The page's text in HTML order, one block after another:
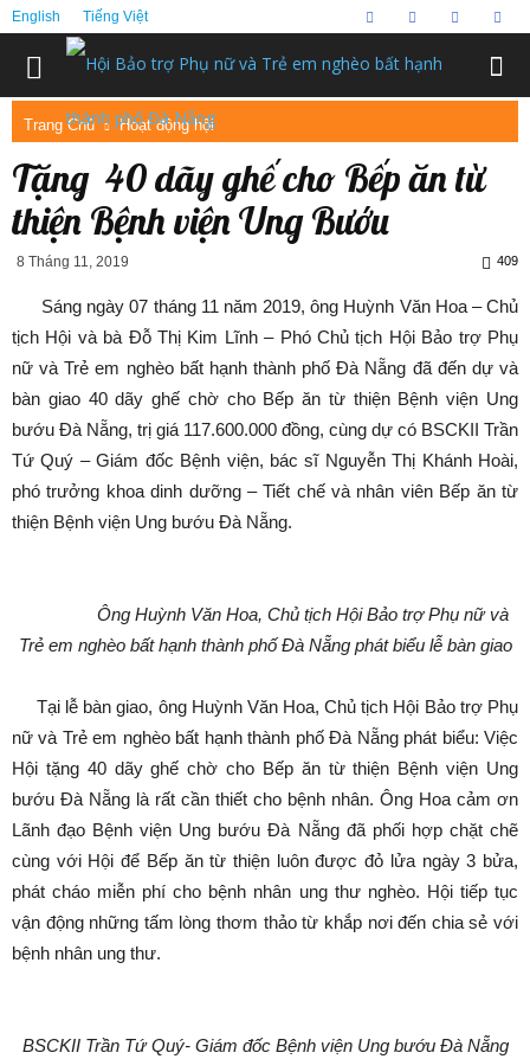
English Tiếng Việt
Trang Chủ Hoạt động hội
Tặng 40 dãy ghế cho Bếp ăn từ
thiện Bệnh viện Ung Bướu
8 Tháng 11, 2019 409
Sáng ngày 07 tháng 11 năm 2019, ông Huỳnh Văn Hoa – Chủ
tịch Hội và bà Đỗ Thị Kim Lĩnh – Phó Chủ tịch Hội Bảo trợ Phụ
nữ và Trẻ em nghèo bất hạnh thành phố Đà Nẵng đã đến dự và
bàn giao 40 dãy ghế chờ cho Bếp ăn từ thiện Bệnh viện Ung
bướu Đà Nẵng, trị giá 117.600.000 đồng, cùng dự có BSCKII Trần
Tứ Quý – Giám đốc Bệnh viện, bác sĩ Nguyễn Thị Khánh Hoài,
phó trưởng khoa dinh dưỡng – Tiết chế và nhân viên Bếp ăn từ
thiện Bệnh viện Ung bướu Đà Nẵng.
Ông Huỳnh Văn Hoa, Chủ tịch Hội Bảo trợ Phụ nữ và
Trẻ em nghèo bất hạnh thành phố Đà Nẵng phát biểu lễ bàn giao
Tại lễ bàn giao, ông Huỳnh Văn Hoa, Chủ tịch Hội Bảo trợ Phụ
nữ và Trẻ em nghèo bất hạnh thành phố Đà Nẵng phát biểu: Việc
Hội tặng 40 dãy ghế chờ cho Bếp ăn từ thiện Bệnh viện Ung
bướu Đà Nẵng là rất cần thiết cho bệnh nhân. Ông Hoa cảm ơn
Lãnh đạo Bệnh viện Ung bướu Đà Nẵng đã phối hợp chặt chẽ
cùng với Hội để Bếp ăn từ thiện luôn được đỏ lửa ngày 3 bửa,
phát cháo miễn phí cho bệnh nhân ung thư nghèo. Hội tiếp tục
vận động những tấm lòng thơm thảo từ khắp nơi đến chia sẻ với
bệnh nhân ung thư.
BSCKII Trần Tứ Quý- Giám đốc Bệnh viện Ung bướu Đà Nẵng